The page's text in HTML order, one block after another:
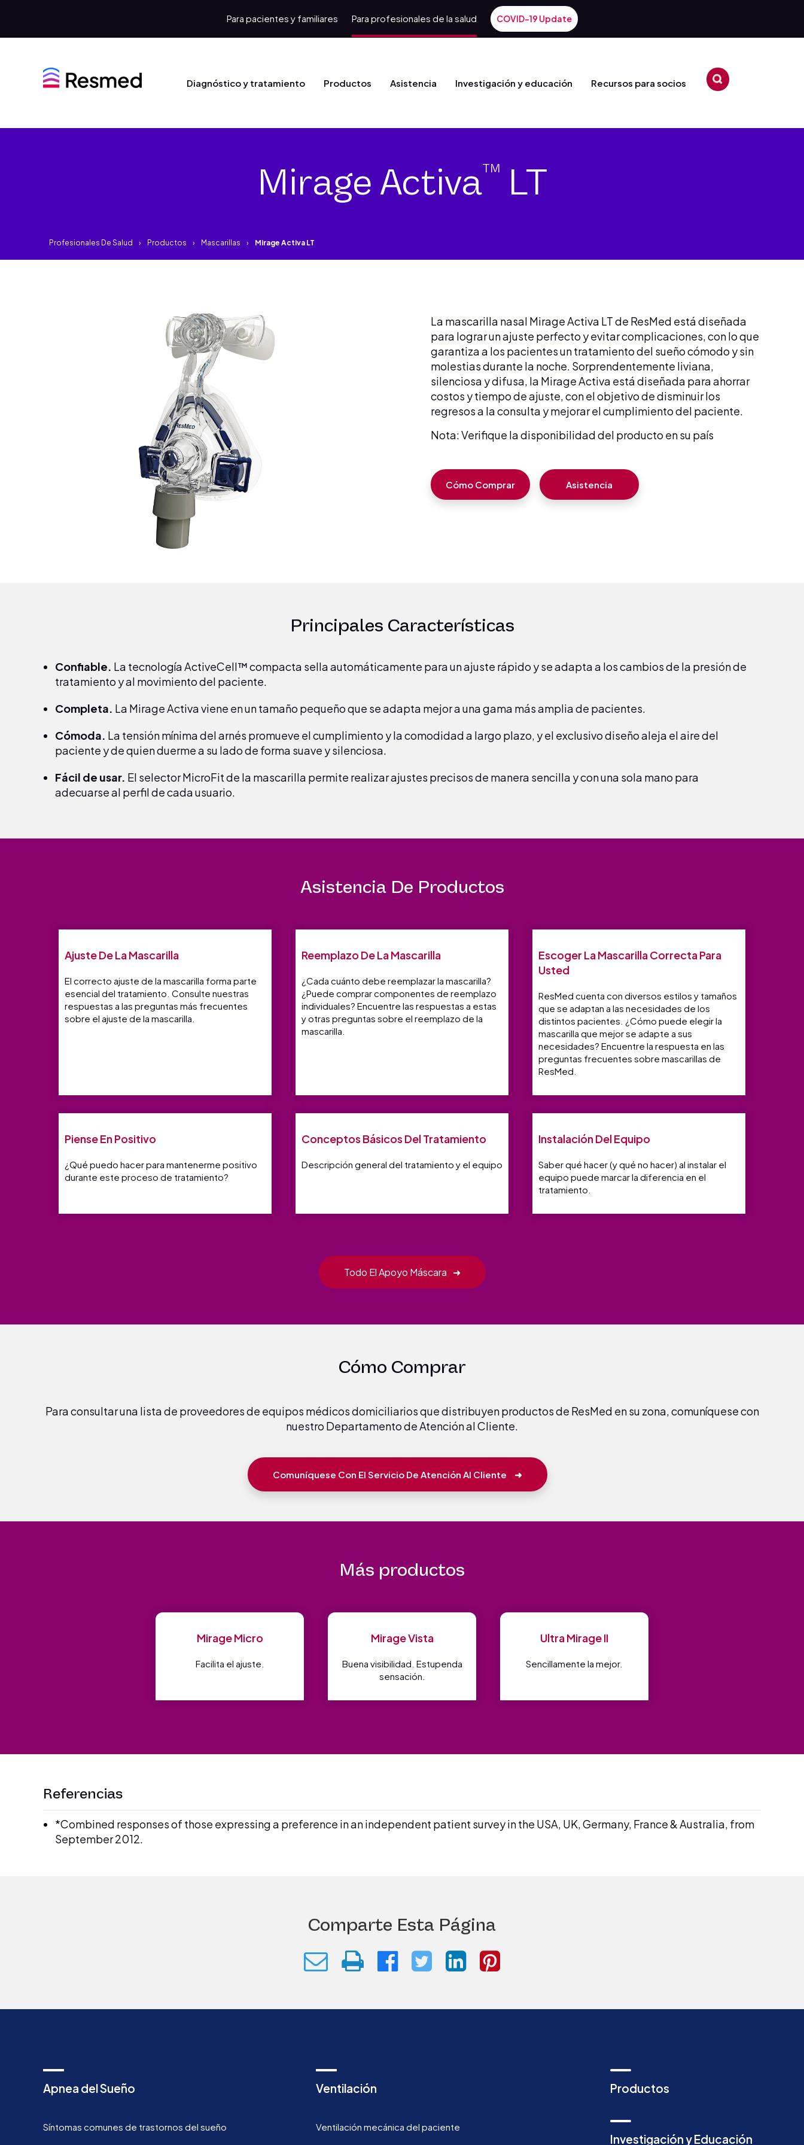
Para pacientes y familiares Para profesionales de la salud COVID-19 Update
Diagnóstico y tratamiento Productos Asistencia Investigación y educación Recursos para socios
Mirage ActivaTM LT
Profesionales De Salud Productos Mascarillas Mirage Activa LT
La mascarilla nasal Mirage Activa LT de ResMed está diseñada
para lograr un ajuste perfecto y evitar complicaciones, con lo que
garantiza a los pacientes un tratamiento del sueño cómodo y sin
molestias durante la noche. Sorprendentemente liviana,
silenciosa y difusa, la Mirage Activa está diseñada para ahorrar
costos y tiempo de ajuste, con el objetivo de disminuir los
regresos a la consulta y mejorar el cumplimiento del paciente.
Nota: Verifique la disponibilidad del producto en su país
Cómo Comprar Asistencia
Principales Características
Confiable. La tecnología ActiveCell™ compacta sella automáticamente para un ajuste rápido y se adapta a los cambios de la presión de
tratamiento y al movimiento del paciente.
Completa. La Mirage Activa viene en un tamaño pequeño que se adapta mejor a una gama más amplia de pacientes.
Cómoda. La tensión mínima del arnés promueve el cumplimiento y la comodidad a largo plazo, y el exclusivo diseño aleja el aire del
paciente y de quien duerme a su lado de forma suave y silenciosa.
Fácil de usar. El selector MicroFit de la mascarilla permite realizar ajustes precisos de manera sencilla y con una sola mano para
adecuarse al perfil de cada usuario.
Asistencia De Productos
Ajuste De La Mascarilla
El correcto ajuste de la mascarilla forma parte
esencial del tratamiento. Consulte nuestras
respuestas a las preguntas más frecuentes
sobre el ajuste de la mascarilla.
Reemplazo De La Mascarilla
¿Cada cuánto debe reemplazar la mascarilla?
¿Puede comprar componentes de reemplazo
individuales? Encuentre las respuestas a estas
y otras preguntas sobre el reemplazo de la
mascarilla.
Escoger La Mascarilla Correcta Para
Usted
ResMed cuenta con diversos estilos y tamaños
que se adaptan a las necesidades de los
distintos pacientes. ¿Cómo puede elegir la
mascarilla que mejor se adapte a sus
necesidades? Encuentre la respuesta en las
preguntas frecuentes sobre mascarillas de
ResMed.
Piense En Positivo
¿Qué puedo hacer para mantenerme positivo
durante este proceso de tratamiento?
Conceptos Básicos Del Tratamiento
Descripción general del tratamiento y el equipo
Instalación Del Equipo
Saber qué hacer (y qué no hacer) al instalar el
equipo puede marcar la diferencia en el
tratamiento.
Todo El Apoyo Máscara ➜
Cómo Comprar
Para consultar una lista de proveedores de equipos médicos domiciliarios que distribuyen productos de ResMed en su zona, comuníquese con
nuestro Departamento de Atención al Cliente.
Comuníquese Con El Servicio De Atención Al Cliente ➜
Más productos
Mirage Micro
Facilita el ajuste.
Mirage Vista
Buena visibilidad. Estupenda
sensación.
Ultra Mirage II
Sencillamente la mejor.
Referencias
*Combined responses of those expressing a preference in an independent patient survey in the USA, UK, Germany, France & Australia, from
September 2012.
Comparte Esta Página
Apnea del Sueño
Síntomas comunes de trastornos del sueño
Ventilación
Ventilación mecánica del paciente
Productos
Investigación y Educación